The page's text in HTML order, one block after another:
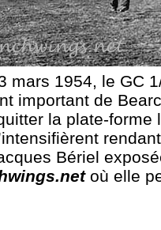
mars 1954, le GC
important de
la plate-
Bériel
où elle